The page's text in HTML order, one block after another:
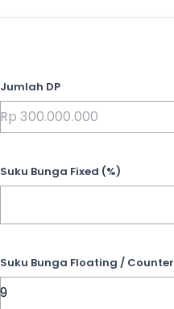
Jumlah DP
Suku Bunga Fixed (%)
Suku Bunga Floating /